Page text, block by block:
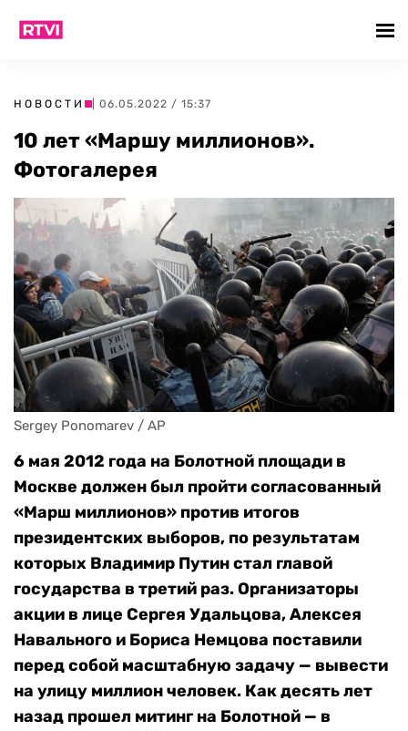
НОВОСТИ | 06.05.2022 / 15:37
10 лет «Маршу миллионов».
Фотогалерея
Sergey Ponomarev / AP
6 мая 2012 года на Болотной площади в
Москве должен был пройти согласованный
«Марш миллионов» против итогов
президентских выборов, по результатам
которых Владимир Путин стал главой
государства в третий раз. Организаторы
акции в лице Сергея Удальцова, Алексея
Навального и Бориса Немцова поставили
перед собой масштабную задачу — вывести
на улицу миллион человек. Как десять лет
назад прошел митинг на Болотной — в